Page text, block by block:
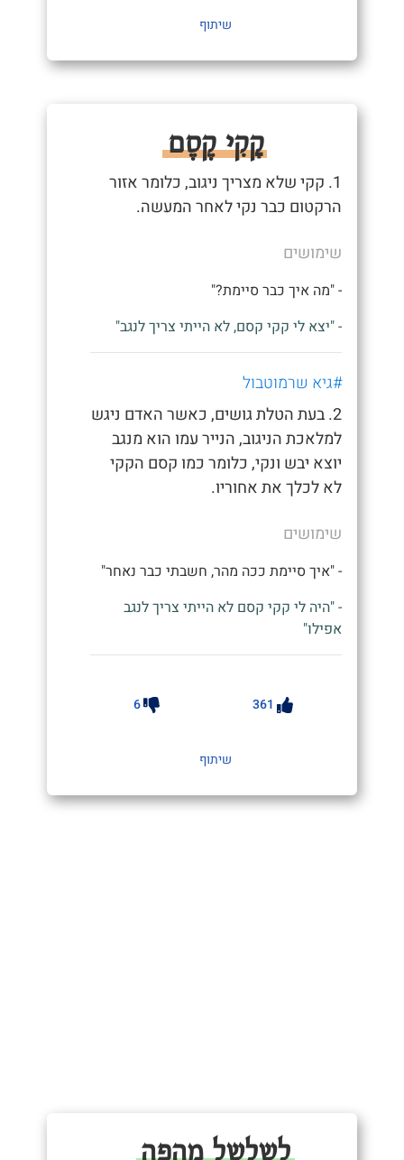
שיתוף
קָקִי קֶסֶם
1. קקי שלא מצריך ניגוב, כלומר אזור
הרקטום כבר נקי לאחר המעשה.
שימושים
- "מה איך כבר סיימת?"
- "יצא לי קקי קסם, לא הייתי צריך לנגב"
#גיא שרמוטבול
2. בעת הטלת גושים, כאשר האדם ניגש
למלאכת הניגוב, הנייר עמו הוא מנגב
יוצא יבש ונקי, כלומר כמו קסם הקקי
לא לכלך את אחוריו.
שימושים
- "איך סיימת ככה מהר, חשבתי כבר נאחר"
- "היה לי קקי קסם לא הייתי צריך לנגב
אפילו"
361
6
שיתוף
לשלשל מהפה